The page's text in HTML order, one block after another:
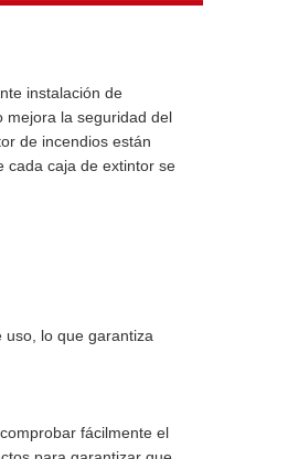
instalación de
mejora la seguridad del
de incendios están
cada caja de extintor se
uso, lo que garantiza
fácilmente el